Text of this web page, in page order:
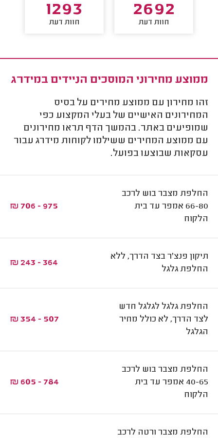
2692
חוות דעת
1293
חוות דעת
ממוצע מחירוני המוסכים הניידים במידרג
זהו מחירון עם ממוצע מחירים על בסיס
המחירונים האישיים של בעלי המקצוע כפי
שמופיעים באתר. בהמשך הדף תראו מחירונים
עם ממוצע המחירים ששילמו לקוחות מידרג עבור
עסקאות שבוצעו בפועל.
החלפת מצבר בוש לרכב
66-80 אמפר עד בית
הלקוח
975 - 706 ₪
תיקון פנצ'ר בצד הדרך, ללא
החלפת גלגל
364 - 243 ₪
החלפת גלגל לגלגל חדש
לצד הדרך, לא כולל מחיר
הגלגל
507 - 354 ₪
החלפת מצבר בוש לרכב
40-65 אמפר עד בית
הלקוח
784 - 605 ₪
החלפת מצבר ורטה לרכב